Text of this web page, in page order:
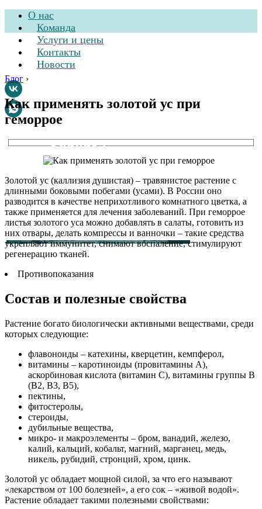
О нас
Команда
Услуги и цены
Контакты
Новости
Стоматологическая
клиника
Блог ›
Как применять золотой ус при
геморрое
Золотой ус (каллизия душистая) – травянистое растение с
длинными боковыми побегами (усами). В России оно
разводится в качестве неприхотливого комнатного цветка, а
также применяется для лечения заболеваний. При геморрое
листья золотого уса можно добавлять в салаты, готовить из
них отвары, делать компрессы и ванночки – такие средства
укрепляют иммунитет, снимают воспаление, стимулируют
регенерацию тканей.
Противопоказания
Состав и полезные свойства
Растение богато биологически активными веществами, среди
которых следующие:
флавоноиды – катехины, кверцетин, кемпферол,
витамины – каротиноиды (провитамины А),
аскорбиновая кислота (витамин С), витамины группы В
(В2, В3, В5),
пектины,
фитостеролы,
стероиды,
дубильные вещества,
микро- и макроэлементы – бром, ванадий, железо,
калий, кальций, кобальт, магний, марганец, медь,
никель, рубидий, стронций, хром, цинк.
Золотой ус обладает мощной силой, за что его называют
«лекарством от 100 болезней», а его сок – «живой водой».
Растение обладает такими полезными свойствами: